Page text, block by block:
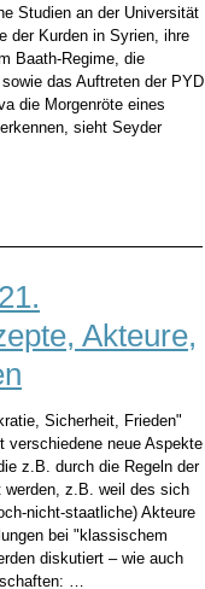
Studien an der Universität
der Kurden in Syrien, ihre
Baath-Regime, die
das Auftreten der PYD
die Morgenröte eines
sieht Seyder
Akteure,
Sicherheit, Frieden"
verschiedene neue Aspekte
z.B. durch die Regeln der
werden, z.B. weil des sich
nicht-staatliche) Akteure
bei "klassischem
diskutiert – wie auch
…